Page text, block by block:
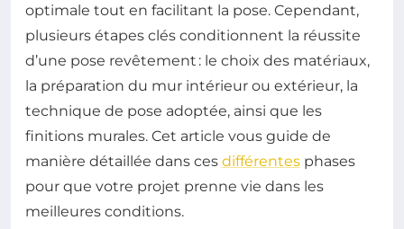
optimale tout en facilitant la pose. Cependant,
plusieurs étapes clés conditionnent la réussite
d’une pose revêtement : le choix des matériaux,
la préparation du mur intérieur ou extérieur, la
technique de pose adoptée, ainsi que les
finitions murales. Cet article vous guide de
manière détaillée dans ces différentes phases
pour que votre projet prenne vie dans les
meilleures conditions.